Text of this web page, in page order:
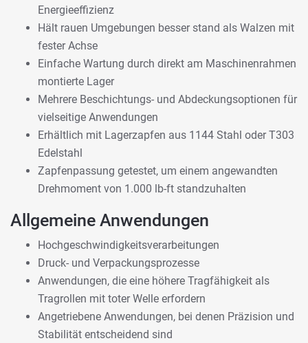
Energieeffizienz
Hält rauen Umgebungen besser stand als Walzen mit
fester Achse
Einfache Wartung durch direkt am Maschinenrahmen
montierte Lager
Mehrere Beschichtungs- und Abdeckungsoptionen für
vielseitige Anwendungen
Erhältlich mit Lagerzapfen aus 1144 Stahl oder T303
Edelstahl
Zapfenpassung getestet, um einem angewandten
Drehmoment von 1.000 lb-ft standzuhalten
Allgemeine Anwendungen
Hochgeschwindigkeitsverarbeitungen
Druck- und Verpackungsprozesse
Anwendungen, die eine höhere Tragfähigkeit als
Tragrollen mit toter Welle erfordern
Angetriebene Anwendungen, bei denen Präzision und
Stabilität entscheidend sind